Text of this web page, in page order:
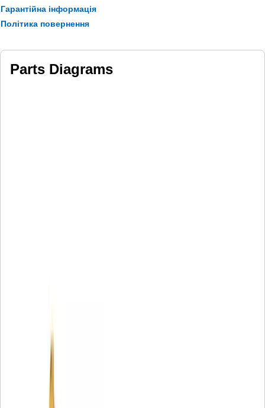
Гарантійна інформація
Політика повернення
Parts Diagrams